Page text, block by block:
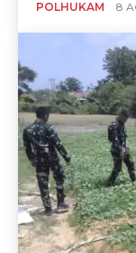
POLHUKAM 8